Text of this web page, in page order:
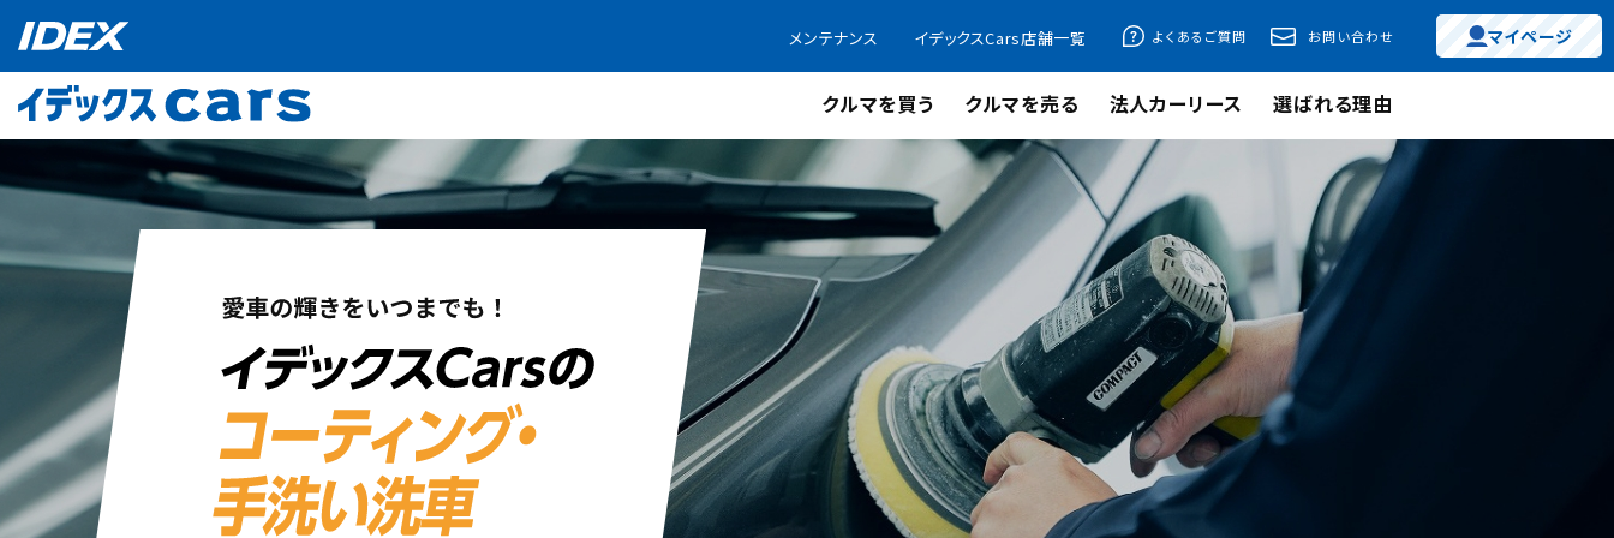
メンテナンス イデックスCars店舗一覧 よくあるご質問 お問い合わせ マイページ
クルマを買う クルマを売る 法人カーリース 選ばれる理由